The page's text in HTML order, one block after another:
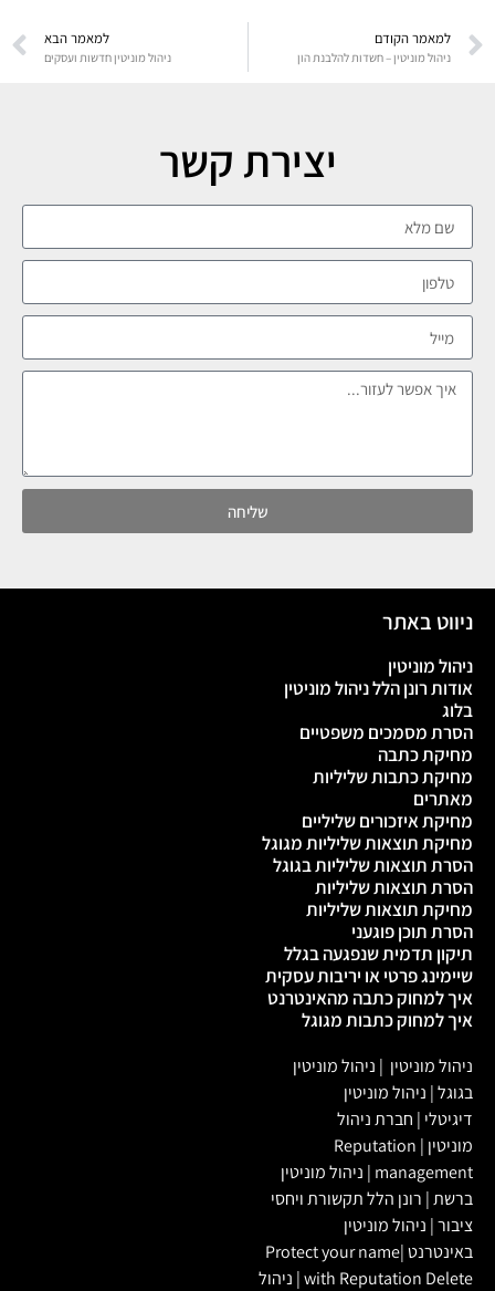
למאמר הקודם
ניהול מוניטין – חשדות להלבנת הון
למאמר הבא
ניהול מוניטין חדשות ועסקים
יצירת קשר
שליחה
ניווט באתר
ניהול מוניטין
אודות רונן הלל ניהול מוניטין
בלוג
הסרת מסמכים משפטיים
מחיקת כתבה
מחיקת כתבות שליליות
מאתרים
מחיקת איזכורים שליליים
מחיקת תוצאות שליליות מגוגל
הסרת תוצאות שליליות בגוגל
הסרת תוצאות שליליות
מחיקת תוצאות שליליות
הסרת תוכן פוגעני
תיקון תדמית שנפגעה בגלל
שיימינג פרטי או יריבות עסקית
איך למחוק כתבה מהאינטרנט
איך למחוק כתבות מגוגל
ניהול מוניטין | ניהול מוניטין
בגוגל| ניהול מוניטין
דיגיטלי | חברת ניהול
מוניטין |
Reputation
management
| ניהול מוניטין
ברשת| רונן הלל תקשורת ויחסי
ציבור| ניהול מוניטין
באינטרנט|
Protect your name
with Reputation Delete
| ניהול